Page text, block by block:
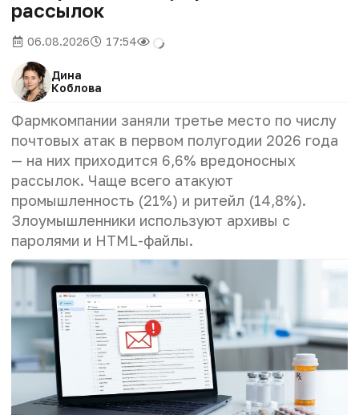
рассылок
06.08.2026 17:54
Дина
Коблова
Фармкомпании заняли третье место по числу
почтовых атак в первом полугодии 2026 года
— на них приходится 6,6% вредоносных
рассылок. Чаще всего атакуют
промышленность (21%) и ритейл (14,8%).
Злоумышленники используют архивы с
паролями и HTML-файлы.